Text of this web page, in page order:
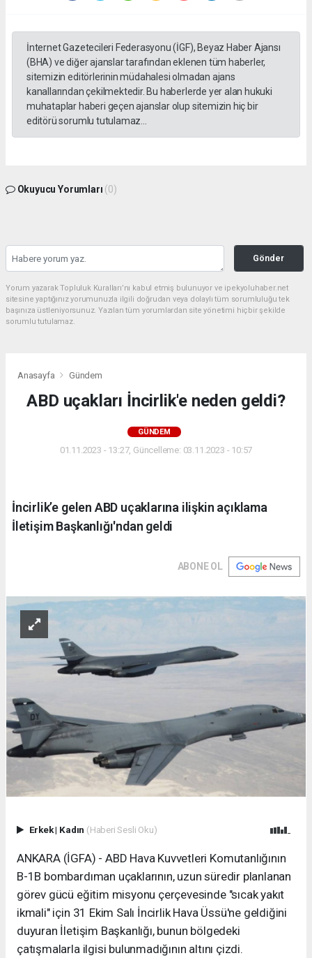
İnternet Gazetecileri Federasyonu (İGF), Beyaz Haber Ajansı
(BHA) ve diğer ajanslar tarafından eklenen tüm haberler,
sitemizin editörlerinin müdahalesi olmadan ajans
kanallarından çekilmektedir. Bu haberlerde yer alan hukuki
muhataplar haberi geçen ajanslar olup sitemizin hiç bir
editörü sorumlu tutulamaz...
Okuyucu Yorumları (0)
Gönder
Yorum yazarak Topluluk Kuralları’nı kabul etmiş bulunuyor ve ipekyoluhaber.net
sitesine yaptığınız yorumunuzla ilgili doğrudan veya dolaylı tüm sorumluluğu tek
başınıza üstleniyorsunuz. Yazılan tüm yorumlardan site yönetimi hiçbir şekilde
sorumlu tutulamaz.
Anasayfa Gündem
ABD uçakları İncirlik'e neden geldi?
GÜNDEM
01.11.2023 - 13:27, Güncelleme: 03.11.2023 - 10:57
İncirlik’e gelen ABD uçaklarına ilişkin açıklama
İletişim Başkanlığı'ndan geldi
ABONE OL
Erkek| Kadın (Haberi Sesli Oku)
ANKARA (İGFA) - ABD Hava Kuvvetleri Komutanlığının
B-1B bombardıman uçaklarının, uzun süredir planlanan
görev gücü eğitim misyonu çerçevesinde "sıcak yakıt
ikmali" için 31 Ekim Salı İncirlik Hava Üssü'ne geldiğini
duyuran İletişim Başkanlığı, bunun bölgedeki
çatışmalarla ilgisi bulunmadığının altını çizdi.